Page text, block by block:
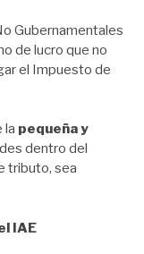
Gubernamentales
de lucro que no
el Impuesto de
la pequeña y
dentro del
tributo, sea
IAE